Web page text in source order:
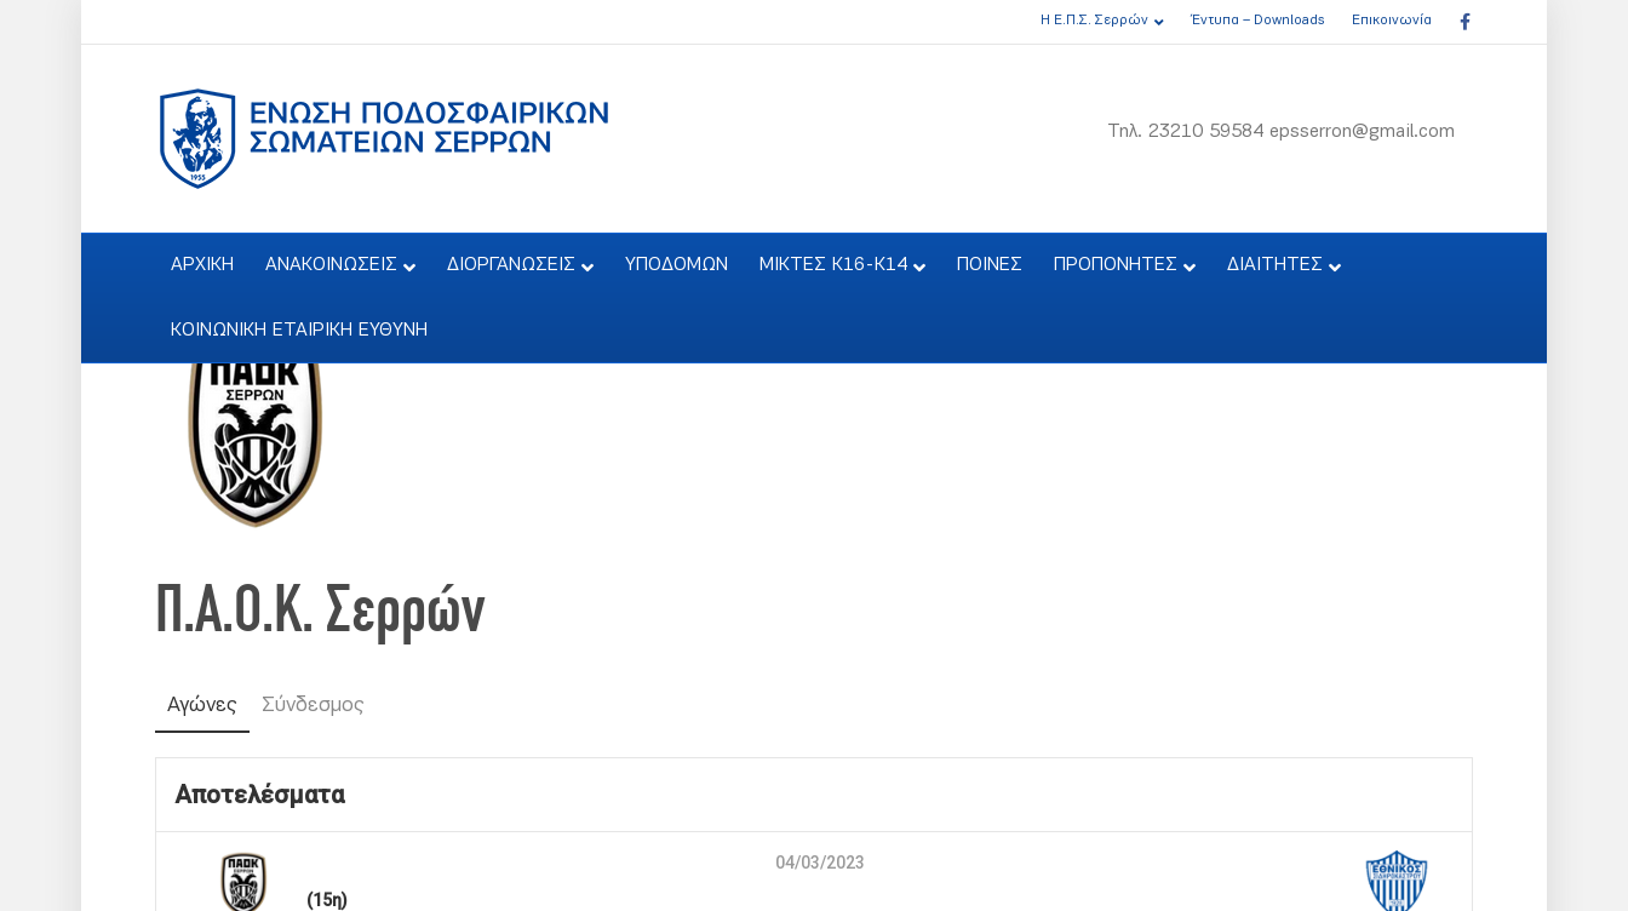
Η Ε.Π.Σ. Σερρών Έντυπα – Downloads Επικοινωνία Facebook
Τηλ. 23210 59584 epsserron@gmail.com
ΑΡΧΙΚΗ ΑΝΑΚΟΙΝΩΣΕΙΣ ΔΙΟΡΓΑΝΩΣΕΙΣ ΥΠΟΔΟΜΩΝ ΜΙΚΤΕΣ Κ16-Κ14 ΠΟΙΝΕΣ ΠΡΟΠΟΝΗΤΕΣ ΔΙΑΙΤΗΤΕΣ
ΚΟΙΝΩΝΙΚΗ ΕΤΑΙΡΙΚΗ ΕΥΘΥΝΗ
Π.Α.Ο.Κ. Σερρών
Αγώνες Σύνδεσμος
Αποτελέσματα
04/03/2023
(15η)